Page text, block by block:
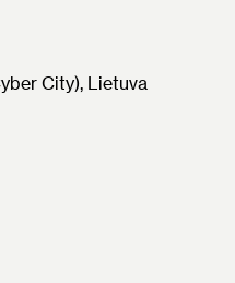
City), Lietuva